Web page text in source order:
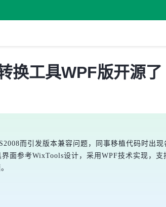
换工具WPF版开源了
而引发版本兼容问题，同事移植代码时出
面参考WixTools设计，采用WPF技术实现，